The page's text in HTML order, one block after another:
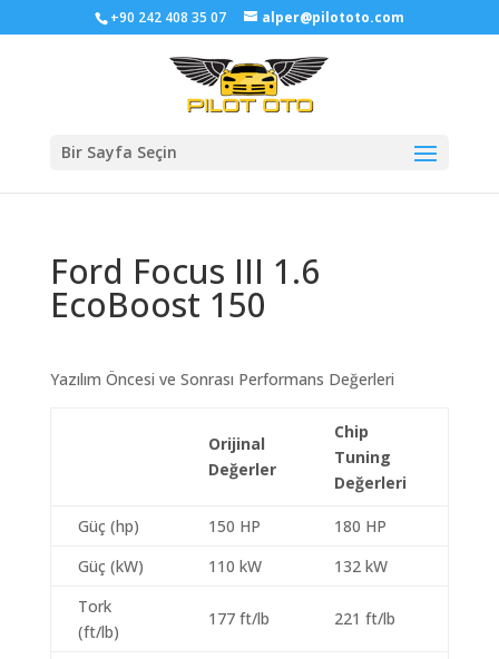
+90 242 408 35 07 alper@pilototo.com
Bir Sayfa Seçin
Ford Focus III 1.6
EcoBoost 150
Yazılım Öncesi ve Sonrası Performans Değerleri
Orijinal
Değerler
Chip
Tuning
Değerleri
Güç (hp) 150 HP
180 HP
Güç (kW)
110 kW
132 kW
Tork
(ft/lb)
177 ft/lb 221 ft/lb